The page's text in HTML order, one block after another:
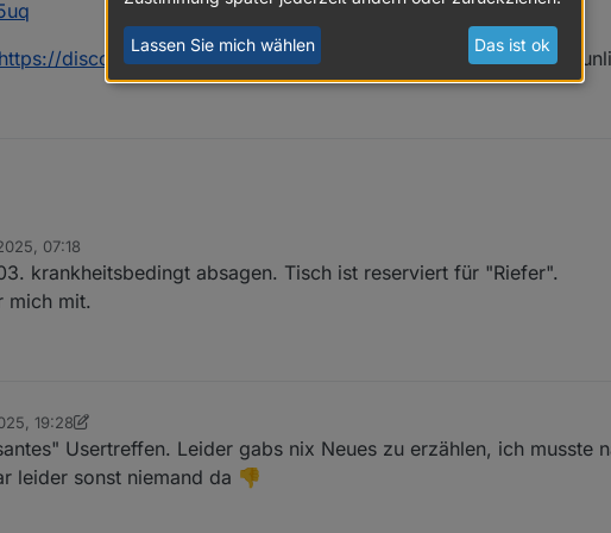
https://discord.gg/yC65zjr5uqbitte bei dir oben ein, der ist jetzt
07:18
krankheitsbedingt absagen. Tisch ist reserviert für "Riefer".
mich mit.
19:28
3. Feb. 2025, 20:29
Usertreffen. Leider gabs nix Neues zu erzählen, ich musste
leider sonst niemand da 👎
Lassen Sie mich wählen Das ist ok